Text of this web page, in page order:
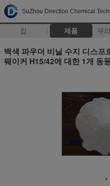
SuZhou Direction Chemical
집 제품 우
백색 파우더 비닐 수지 디스프
웨이커 H15/42에 대한 1개 동